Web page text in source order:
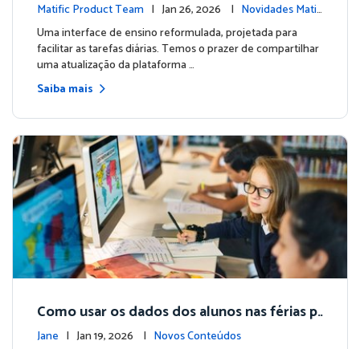
Matific Product Team | Jan 26, 2026 | Novidades Matifi
c
Uma interface de ensino reformulada, projetada para
facilitar as tarefas diárias. Temos o prazer de compartilhar
uma atualização da plataforma …
Saiba mais
Como usar os dados dos alunos nas férias p
ara planejar um início de ano mais eficiente
Jane | Jan 19, 2026 | Novos Conteúdos